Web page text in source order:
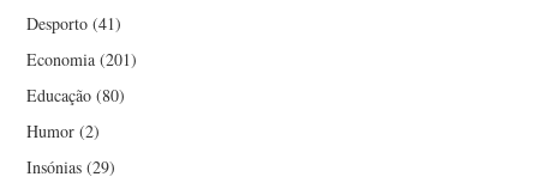
Desporto (41)
Economia (201)
Educação (80)
Humor (2)
Insónias (29)